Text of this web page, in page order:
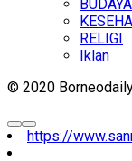
BUDAYA
RELIGI
Iklan
© 2020
https://